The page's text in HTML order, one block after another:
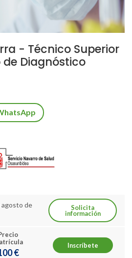
- Técnico Superior
Diagnóstico
agosto de
Solicita
información
€
Inscríbete